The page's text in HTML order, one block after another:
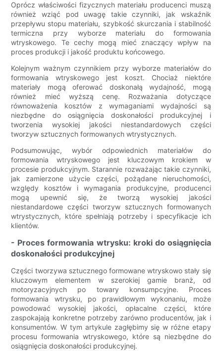
Oprócz właściwości fizycznych materiału producenci muszą
również wziąć pod uwagę takie czynniki, jak wskaźnik
przepływu stopu materiału, szybkość skurczania i stabilność
termiczna przy wyborze materiału do formowania
wtryskowego. Te cechy mogą mieć znaczący wpływ na
proces produkcji i jakość produktu końcowego.
Kolejnym ważnym czynnikiem przy wyborze materiałów do
formowania wtryskowego jest koszt. Chociaż niektóre
materiały mogą oferować doskonałą wydajność, mogą
również mieć wyższą cenę. Rozważania dotyczące
równoważenia kosztów z wymaganiami wydajności są
niezbędne do osiągnięcia doskonałości produkcyjnej i
tworzenia wysokiej jakości niestandardowych części
tworzyw sztucznych formowanych wtrystycznych.
Podsumowując, wybór odpowiednich materiałów do
formowania wtryskowego jest kluczowym krokiem w
procesie produkcyjnym. Starannie rozważając takie czynniki,
jak zamierzone użycie części, pożądane nieruchomości,
względy kosztów i wymagania produkcyjne, producenci
mogą upewnić się, że tworzą wysokiej jakości
niestandardowe części tworzyw sztucznych formowanych
wtrystycznych, które spełniają potrzeby i specyfikacje ich
klientów.
- Proces formowania wtrysku: kroki do osiągnięcia
doskonałości produkcyjnej
Części tworzywa sztucznego formowane wtryskowo stały się
kluczowym elementem w szerokiej gamie branż, od
motoryzacyjnych po towary konsumpcyjne. Proces
formowania wtrysku, po prawidłowym wykonaniu, może
powodować wysokiej jakości, opłacalne części, które
zaspokajają konkretne potrzeby zarówno producentów, jak i
konsumentów. W tym artykule zagłębimy się w różne etapy
procesu formowania wtryskowego, które są niezbędne do
osiągnięcia doskonałości produkcyjnej.